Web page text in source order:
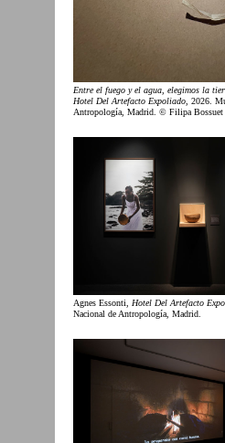
Entre el fuego y el agua, elegimos la
Hotel Del Artefacto Expoliado , 2026.
Antropología, Madrid. © Filipa Bossuet
Agnes Essonti, Hotel Del Artefacto
Nacional de Antropología, Madrid.